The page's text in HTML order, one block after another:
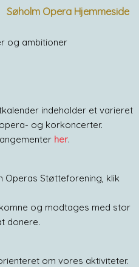
Søholm Opera Hjemmeside
Støtteforening samt
og ambitioner
indeholder et varieret
og korkoncerter.
her.
Operas Støtteforening, klik
og modtages med stor
donere.
om vores aktiviteter.